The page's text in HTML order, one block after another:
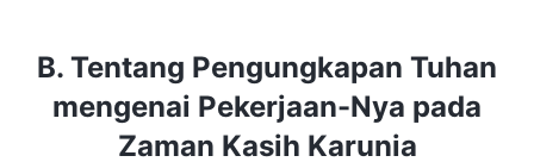
B. Tentang Pengungkapan Tuhan
mengenai Pekerjaan-Nya pada
Zaman Kasih Karunia